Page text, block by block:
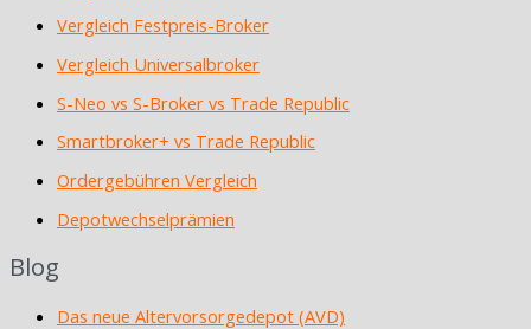
Vergleich Festpreis-Broker
Vergleich Universalbroker
S-Neo vs S-Broker vs Trade Republic
Smartbroker+ vs Trade Republic
Ordergebühren Vergleich
Depotwechselprämien
Blog
Das neue Altervorsorgedepot (AVD)